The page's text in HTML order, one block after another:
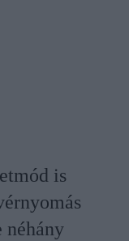
is
néhány